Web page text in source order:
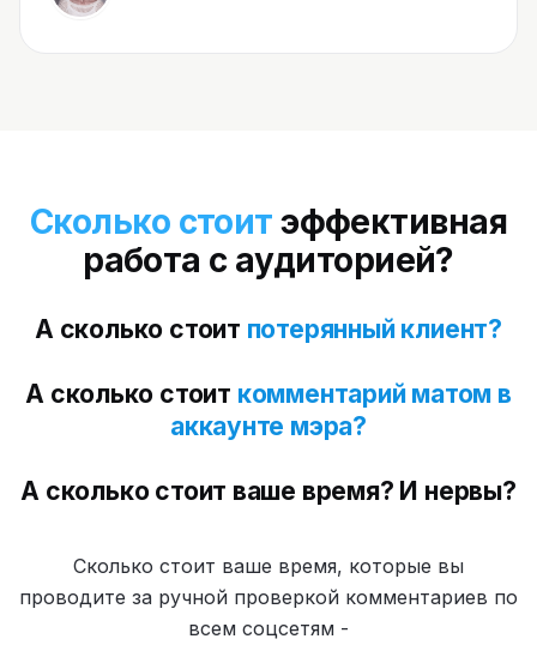
Сколько стоитэффективная
работа с аудиторией?
А сколько стоит потерянный клиент?
А сколько стоит комментарий матом в
аккаунте мэра?
А сколько стоит ваше время? И нервы?
Сколько стоит ваше время, которые вы
проводите за ручной проверкой комментариев по
всем соцсетям -